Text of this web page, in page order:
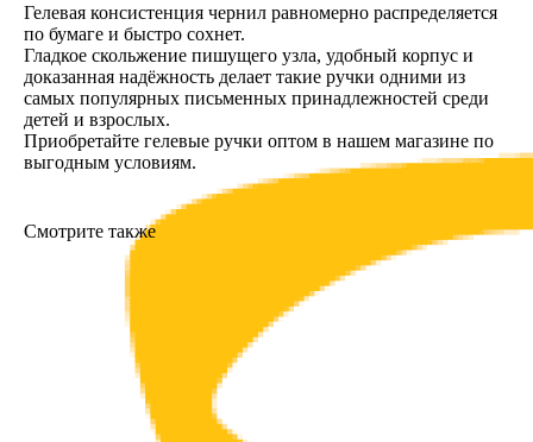
Гелевая консистенция чернил равномерно распределяется
по бумаге и быстро сохнет.
Гладкое скольжение пишущего узла, удобный корпус и
доказанная надёжность делает такие ручки одними из
самых популярных письменных принадлежностей среди
детей и взрослых.
Приобретайте гелевые ручки оптом в нашем магазине по
выгодным условиям.
Смотрите также